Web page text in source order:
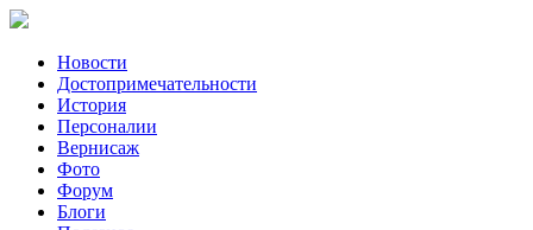
Новости
Достопримечательности
История
Персоналии
Вернисаж
Фото
Форум
Блоги